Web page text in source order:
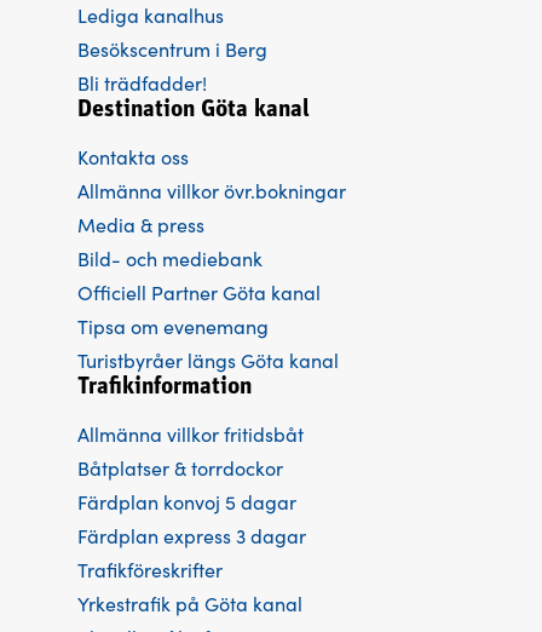
Lediga kanalhus
Besökscentrum i Berg
Bli trädfadder!
Destination Göta kanal
Kontakta oss
Allmänna villkor övr.bokningar
Media & press
Bild- och mediebank
Officiell Partner Göta kanal
Tipsa om evenemang
Turistbyråer längs Göta kanal
Trafikinformation
Allmänna villkor fritidsbåt
Båtplatser & torrdockor
Färdplan konvoj 5 dagar
Färdplan express 3 dagar
Trafikföreskrifter
Yrkestrafik på Göta kanal